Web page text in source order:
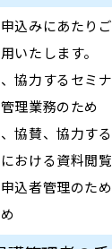
込みにあたり
いたします。
協力するセミ
理業務のため
協賛、協力す
おける資料閲
込者管理のため